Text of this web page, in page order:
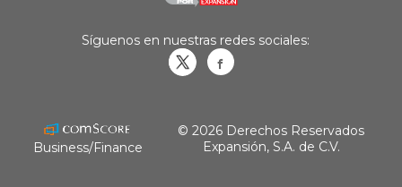
Síguenos en nuestras redes sociales:
Business/Finance
© 2026 Derechos Reservados
Expansión, S.A. de C.V.